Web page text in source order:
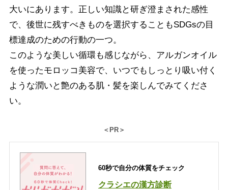
大いにあります。正しい知識と研ぎ澄まされた感性
で、後世に残すべきものを選択することもSDGsの目
標達成のための行動の一つ。
このような美しい循環も感じながら、アルガンオイル
を使ったモロッコ美容で、いつでもしっとり吸い付く
ような潤いと艶のある肌・髪を楽しんでみてくださ
い。
＜PR＞
60秒で自分の体質をチェック
クラシエの漢方診断